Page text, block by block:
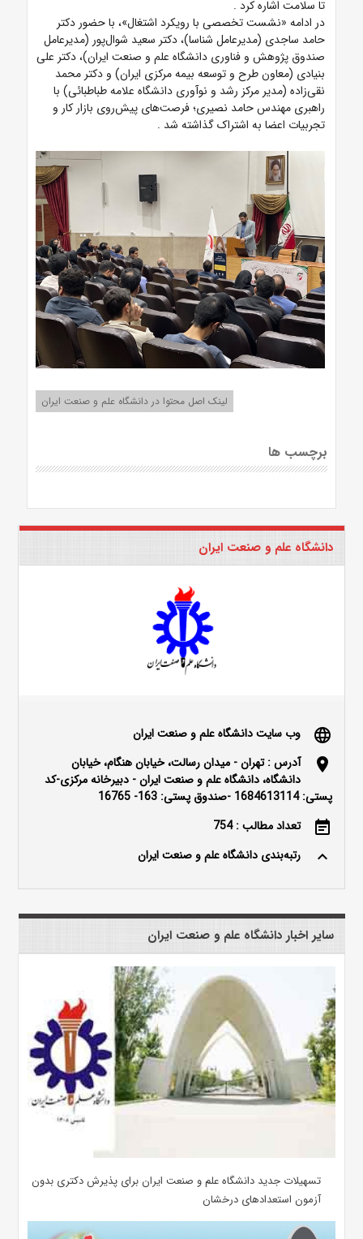
تا سلامت اشاره کرد .
در ادامه «نشست تخصصی با رویکرد اشتغال»، با حضور دکتر
حامد ساجدی (مدیرعامل شناسا)، دکتر سعید شوال‌پور (مدیرعامل
صندوق پژوهش و فناوری دانشگاه علم و صنعت ایران)، دکتر علی
بنیادی (معاون طرح و توسعه بیمه مرکزی ایران) و دکتر محمد
نقی‌زاده (مدیر مرکز رشد و نوآوری دانشگاه علامه طباطبائی) با
راهبری مهندس حامد نصیری؛ فرصت‌های پیش‌روی بازار کار و
تجربیات اعضا به اشتراک گذاشته شد .
لینک اصل محتوا در دانشگاه علم و صنعت ایران
برچسب ها
دانشگاه علم و صنعت ایران
language وب سایت دانشگاه علم و صنعت ایران
location_on
آدرس : تهران - میدان رسالت، خیابان هنگام، خیابان
دانشگاه، دانشگاه علم و صنعت ایران - دبیرخانه مرکزی-کد
پستی: 1684613114 -صندوق پستی: 163- 16765
event_note تعداد مطالب : 754
keyboard_arrow_up رتبه‌بندی دانشگاه علم و صنعت ایران
سایر اخبار دانشگاه علم و صنعت ایران
تسهیلات جدید دانشگاه علم و صنعت ایران برای پذیرش دکتری بدون
آزمون استعدادهای درخشان